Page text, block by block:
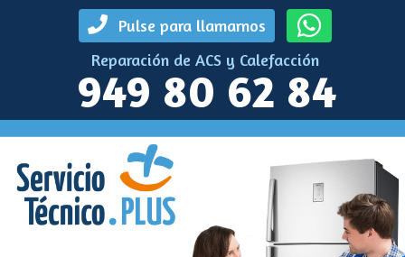
Pulse para llamarnos
Reparación de ACS y Calefacción
949 80 62 84